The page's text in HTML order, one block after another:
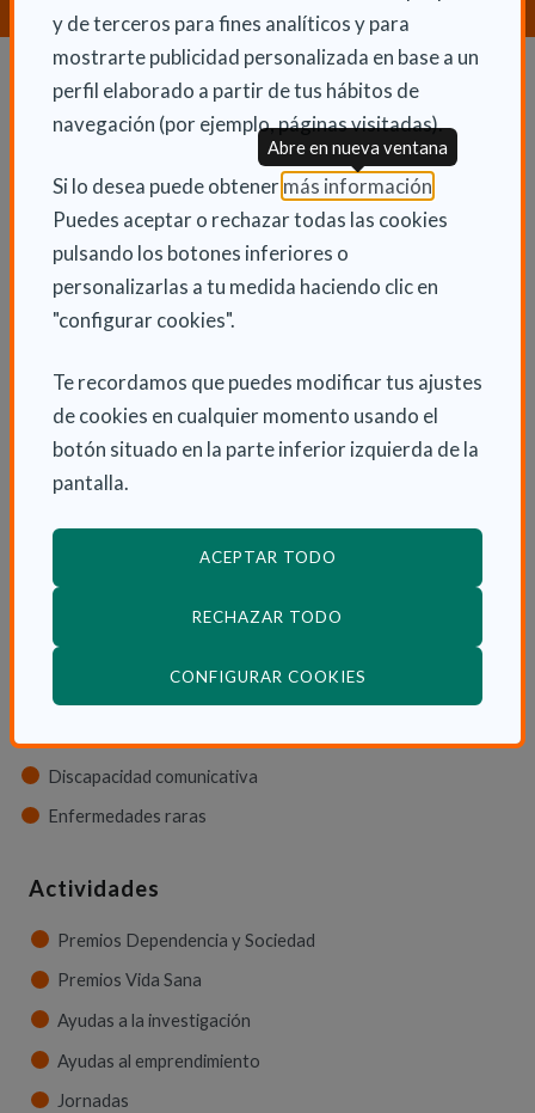
y de terceros para fines analíticos y para
mostrarte publicidad personalizada en base a un
perfil elaborado a partir de tus hábitos de
navegación (por ejemplo, páginas visitadas).
Si lo desea puede obtener más información(Abre en
Puedes aceptar o rechazar todas las cookies
pulsando los botones inferiores o
personalizarlas a tu medida haciendo clic en
"configurar cookies".
Te recordamos que puedes modificar tus ajustes
de cookies en cualquier momento usando el
botón situado en la parte inferior izquierda de la
pantalla.
ACEPTAR TODO
RECHAZAR TODO
CONFIGURAR COOKIES
Abre en nueva ventana
Dependencia y autonomía
Dependencia en las CCAA
La Ley de dependencia
Servicios
Cuidadores
Discapacidad psíquica
Discapacidad orgánica
Discapacidad neurológica
Discapacidad comunicativa
Enfermedades raras
Actividades
Premios Dependencia y Sociedad
Premios Vida Sana
Ayudas a la investigación
Ayudas al emprendimiento
Jornadas